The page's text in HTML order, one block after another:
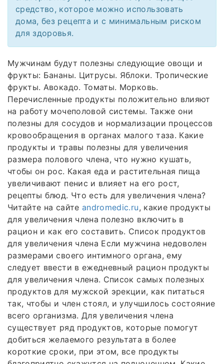
средство, которое можно использовать
дома, без рецепта и с минимальным риском
для здоровья.
Мужчинам будут полезны следующие овощи и
фрукты: Бананы. Цитрусы. Яблоки. Тропические
фрукты. Авокадо. Томаты. Морковь.
Перечисленные продукты положительно влияют
на работу мочеполовой системы. Также они
полезны для сосудов и нормализации процессов
кровообращения в органах малого таза. Какие
продукты и травы полезны для увеличения
размера полового члена, что нужно кушать,
чтобы он рос. Какая еда и растительная пища
увеличивают пенис и влияет на его рост,
рецепты блюд. Что есть для увеличения члена?
Читайте на сайте andromedic.ru, какие продукты
для увеличения члена полезно включить в
рацион и как его составить. Список продуктов
для увеличения члена Если мужчина недоволен
размерами своего интимного органа, ему
следует ввести в ежедневный рацион продукты
для увеличения члена. Список самых полезных
продуктов для мужской эрекции, как питаться
так, чтобы и член стоял, и улучшилось состояние
всего организма. Для увеличения члена
существует ряд продуктов, которые помогут
добиться желаемого результата в более
короткие сроки, при этом, все продукты